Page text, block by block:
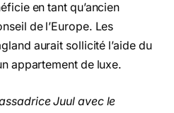
en tant qu’ancien
de l’Europe. Les
aurait sollicité l’aide du
appartement de luxe.
Juul avec le